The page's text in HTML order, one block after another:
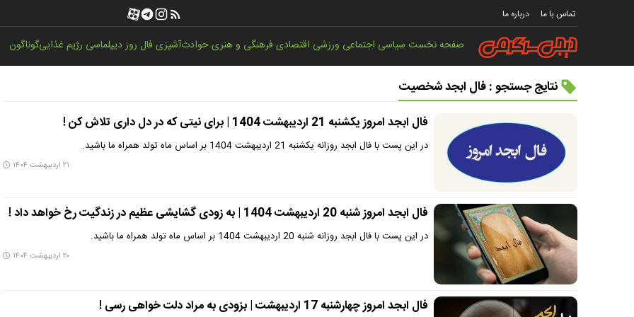
تماس با ما درباره ما
صفحه نخستسیاسی اجتماعی ورزشی اقتصادیفرهنگی و هنریحوادثآشپزیفال روزدیپلماسی رژیم غذاییگوناگون
نتایج جستجو : فال ابجد شخصیت
فال ابجد امروز یکشنبه 21 اردیبهشت 1404 | برای نیتی که در دل داری تلاش کن !
در این پست با فال ابجد روزانه یکشنبه 21 اردیبهشت 1404 بر اساس ماه تولد همراه ما باشید.
۲۱ اردیبهشت ۱۴۰۴
فال ابجد امروز شنبه 20 اردیبهشت 1404 | به زودی گشایشی عظیم در زندگیت رخ خواهد داد !
در این پست با فال ابجد روزانه شنبه 20 اردیبهشت 1404 بر اساس ماه تولد همراه ما باشید.
۲۰ اردیبهشت ۱۴۰۴
فال ابجد امروز چهارشنبه 17 اردیبهشت | بزودی به مراد دلت خواهی رسی !